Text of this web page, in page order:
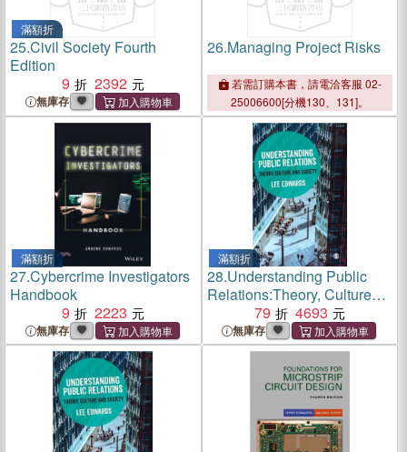
滿額折
25.Civil Society Fourth
Edition
9
2392
無庫存
26.Managing Project Risks
若需訂購本書，請電洽客服 02-
25006600[分機130、131]。
滿額折
27.Cybercrime Investigators
Handbook
9
2223
無庫存
滿額折
28.Understanding Public
Relations:Theory, Culture
and Society
79 4693
無庫存